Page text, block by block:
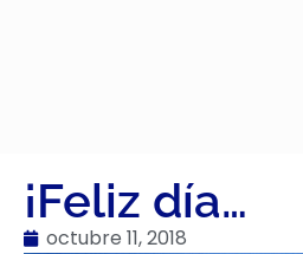
¡Feliz día…
octubre 11, 2018